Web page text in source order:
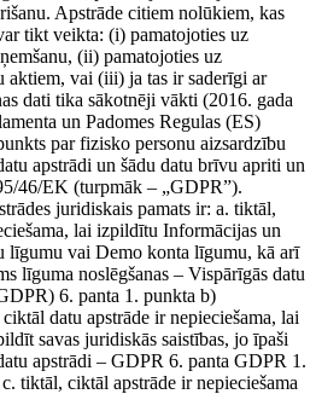
Apstrāde citiem nolūkiem, kas
tikt veikta: (i) pamatojoties uz
(ii) pamatojoties uz
aktiem, vai (iii) ja tas ir saderīgi ar
dati tika sākotnēji vākti (2016. gada
un Padomes Regulas (ES)
par fizisko personu aizsardzību
apstrādi un šādu datu brīvu apriti un
46/EK (turpmāk – „GDPR”).
juridiskais pamats ir: a. tiktāl,
lai izpildītu Informācijas un
līgumu vai Demo konta līgumu, kā arī
līguma noslēgšanas – Vispārīgās datu
6. panta 1. punkta b)
datu apstrāde ir nepieciešama, lai
savas juridiskās saistības, jo īpaši
apstrādi – GDPR 6. panta GDPR 1.
tiktāl, ciktāl apstrāde ir nepieciešama